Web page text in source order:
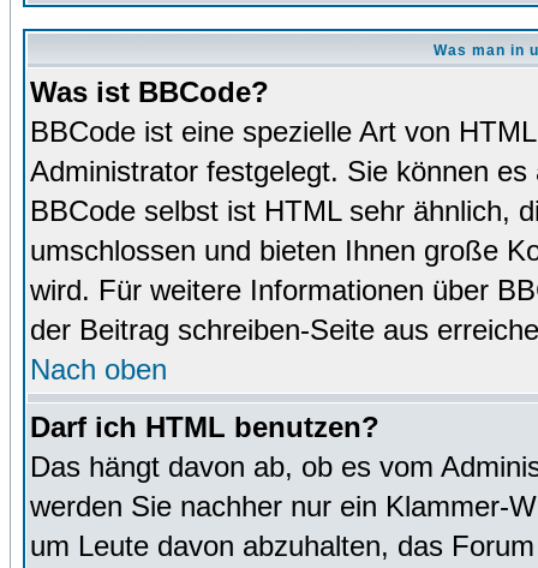
Was man in
Was ist BBCode?
BBCode ist eine spezielle Art von
Administrator festgelegt. Sie können
BBCode selbst ist HTML sehr ähnlich,
umschlossen und bieten Ihnen große
wird. Für weitere Informationen über
der Beitrag schreiben-Seite aus
Nach oben
Darf ich HTML benutzen?
Das hängt davon ab, ob es vom
werden Sie nachher nur ein Klammer-
um Leute davon abzuhalten, das